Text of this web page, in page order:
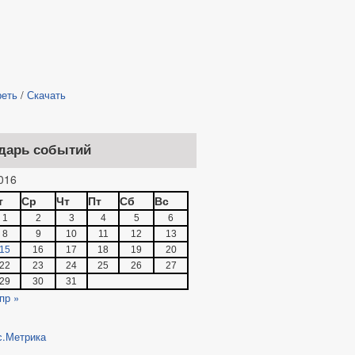
/ Скачать
событий
Ср Чт Пт Сб Вс
1 2 3 4 5
6
8
9 10 11 12
13
15
16 17 18 19
20
22
23 24 25 26
27
29
30 31
»